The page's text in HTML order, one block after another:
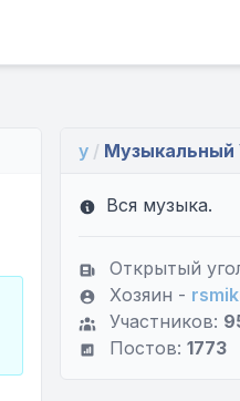
y / Музыкальный
Вся музыка.
Открытый
Хозяин -
Участников:
Постов: 1773